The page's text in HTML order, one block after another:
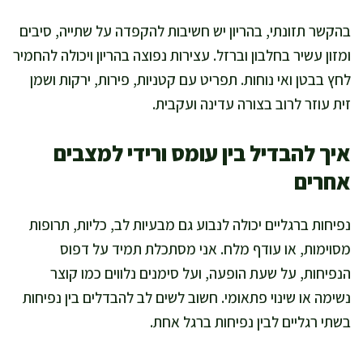
בהקשר תזונתי, בהריון יש חשיבות להקפדה על שתייה, סיבים
ומזון עשיר בחלבון וברזל. עצירות נפוצה בהריון ויכולה להחמיר
לחץ בבטן ואי נוחות. תפריט עם קטניות, פירות, ירקות ושמן
זית עוזר לרוב בצורה עדינה ועקבית.
איך להבדיל בין עומס ורידי למצבים
אחרים
נפיחות ברגליים יכולה לנבוע גם מבעיות לב, כליות, תרופות
מסוימות, או עודף מלח. אני מסתכלת תמיד על דפוס
הנפיחות, על שעת הופעה, ועל סימנים נלווים כמו קוצר
נשימה או שינוי פתאומי. חשוב לשים לב להבדלים בין נפיחות
בשתי רגליים לבין נפיחות ברגל אחת.